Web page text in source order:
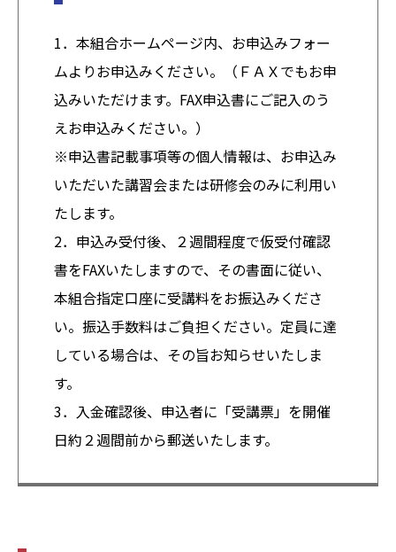
1．本組合ホームページ内、お申込みフォー
ムよりお申込みください。（ＦＡＸでもお申
込みいただけます。FAX申込書にご記入のう
えお申込みください。）
※申込書記載事項等の個人情報は、お申込み
いただいた講習会または研修会のみに利用い
たします。
2．申込み受付後、２週間程度で仮受付確認
書をFAXいたしますので、その書面に従い、
本組合指定口座に受講料をお振込みくださ
い。振込手数料はご負担ください。定員に達
している場合は、その旨お知らせいたしま
す。
3．入金確認後、申込者に「受講票」を開催
日約２週間前から郵送いたします。